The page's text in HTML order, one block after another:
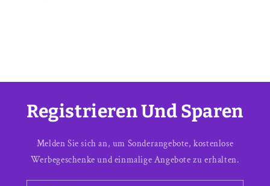
Registrieren Und Sparen
Melden Sie sich an, um Sonderangebote, kostenlose
Werbegeschenke und einmalige Angebote zu erhalten.